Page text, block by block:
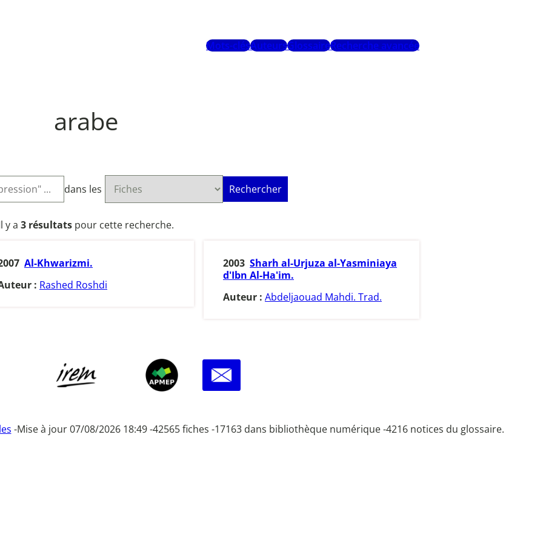
Mots-clésAuteursGlossaireRecherche avancée
arabe
dans les Rechercher
y a 3 résultats pour cette recherche.
Al-Khwarizmi.
: Rashed Roshdi
2003 Sharh al-Urjuza al-Yasminiaya
d'Ibn Al-Ha'im.
Auteur : Abdeljaouad Mahdi. Trad.
-Mise à jour 07/08/2026 18:49 -42565 fiches -17163 dans bibliothèque numérique -4216 notices du glossaire.